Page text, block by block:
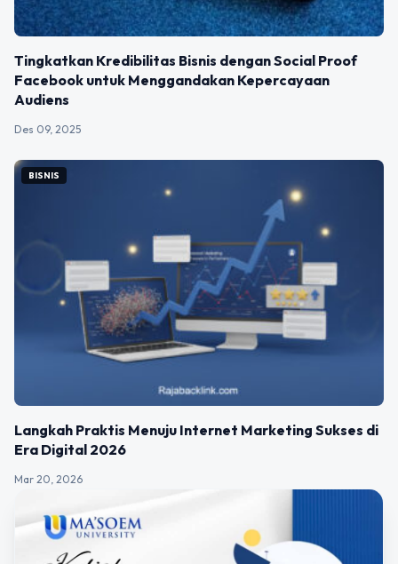
Tingkatkan Kredibilitas Bisnis dengan Social Proof
Facebook untuk Menggandakan Kepercayaan
Audiens
Des 09, 2025
BISNIS
Langkah Praktis Menuju Internet Marketing Sukses di
Era Digital 2026
Mar 20, 2026